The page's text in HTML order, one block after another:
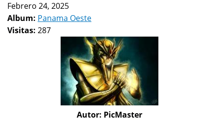
Febrero 24, 2025
Album: Panama Oeste
Visitas: 287
Autor: PicMaster